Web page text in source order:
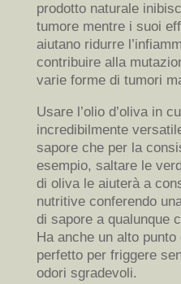
prodotto naturale
tumore mentre i suoi
aiutano ridurre
contribuire alla
varie forme di tumori
Usare l’olio d’oliva in
incredibilmente
sapore che per la
esempio, saltare le
di oliva le aiuterà a
nutritive conferendo
di sapore a qualunque
Ha anche un alto
perfetto per friggere
odori sgradevoli.